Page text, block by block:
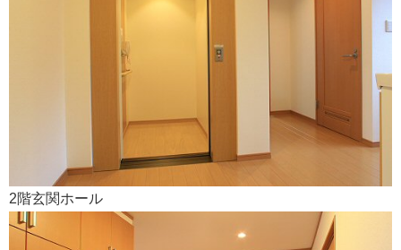
2階玄関ホール